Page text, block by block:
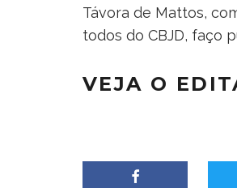
Távora de Mattos,
todos do CBJD, faço
VEJA O